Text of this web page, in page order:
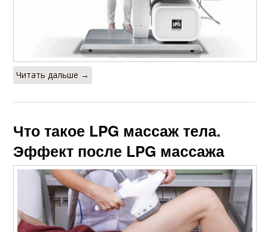
Читать дальше →
Что такое LPG массаж тела.
Эффект после LPG массажа